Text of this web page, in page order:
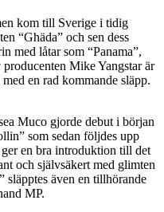
kom till Sverige i tidig
“Ghäda” och sen dess
med låtar som “Panama”,
Mike Yangstar är
en rad kommande släpp.
Muco gjorde debut i början
som sedan följdes upp
en bra introduktion till det
och självsäkert med glimten
släpptes även en tillhörande
MP.